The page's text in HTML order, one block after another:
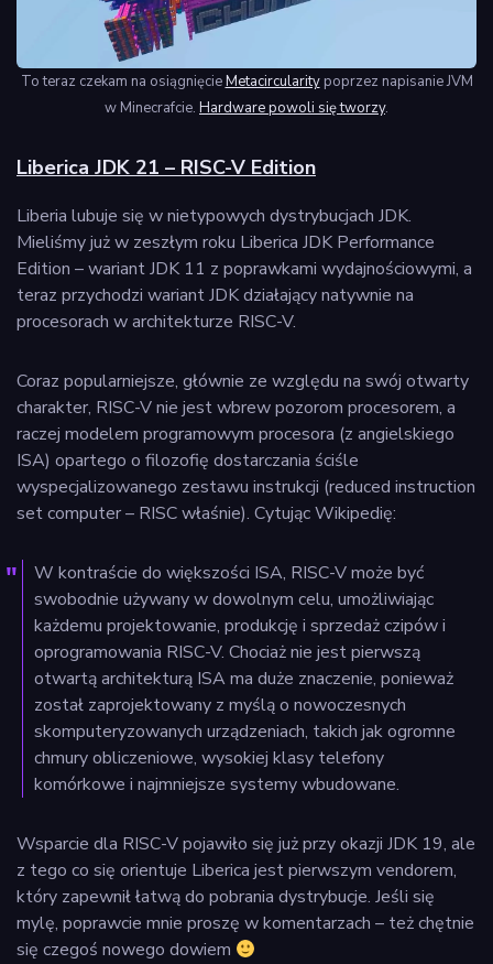
To teraz czekam na osiągnięcieMetacircularitypoprzez napisanie JVM
w Minecrafcie. Hardware powoli się tworzy.
Liberica JDK 21 – RISC-V Edition
Liberia lubuje się w nietypowych dystrybucjach JDK.
Mieliśmy już w zeszłym roku Liberica JDK Performance
Edition – wariant JDK 11 z poprawkami wydajnościowymi, a
teraz przychodzi wariant JDK działający natywnie na
procesorach w architekturze RISC-V.
Coraz popularniejsze, głównie ze względu na swój otwarty
charakter, RISC-V nie jest wbrew pozorom procesorem, a
raczej modelem programowym procesora (z angielskiego
ISA) opartego o filozofię dostarczania ściśle
wyspecjalizowanego zestawu instrukcji (reduced instruction
set computer – RISC właśnie). Cytując Wikipedię:
W kontraście do większości ISA, RISC-V może być
swobodnie używany w dowolnym celu, umożliwiając
każdemu projektowanie, produkcję i sprzedaż czipów i
oprogramowania RISC-V. Chociaż nie jest pierwszą
otwartą architekturą ISA ma duże znaczenie, ponieważ
został zaprojektowany z myślą o nowoczesnych
skomputeryzowanych urządzeniach, takich jak ogromne
chmury obliczeniowe, wysokiej klasy telefony
komórkowe i najmniejsze systemy wbudowane.
Wsparcie dla RISC-V pojawiło się już przy okazji JDK 19, ale
z tego co się orientuje Liberica jest pierwszym vendorem,
który zapewnił łatwą do pobrania dystrybucje. Jeśli się
mylę, poprawcie mnie proszę w komentarzach – też chętnie
się czegoś nowego dowiem